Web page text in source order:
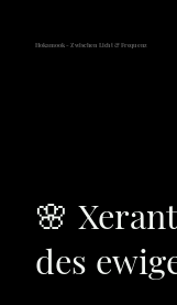
Hokamook - Zwischen Licht & Frequenz
🌸
des